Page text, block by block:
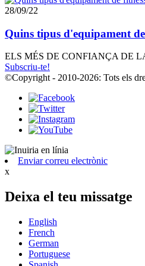
28/09/22
Quins tipus d'equipament
ELS MÉS DE CONFIANÇA DE
Subscriu-te!
©Copyright - 2010-2026: Tots els
Enviar correu electrònic
x
Deixa el teu missatge
English
French
German
Portuguese